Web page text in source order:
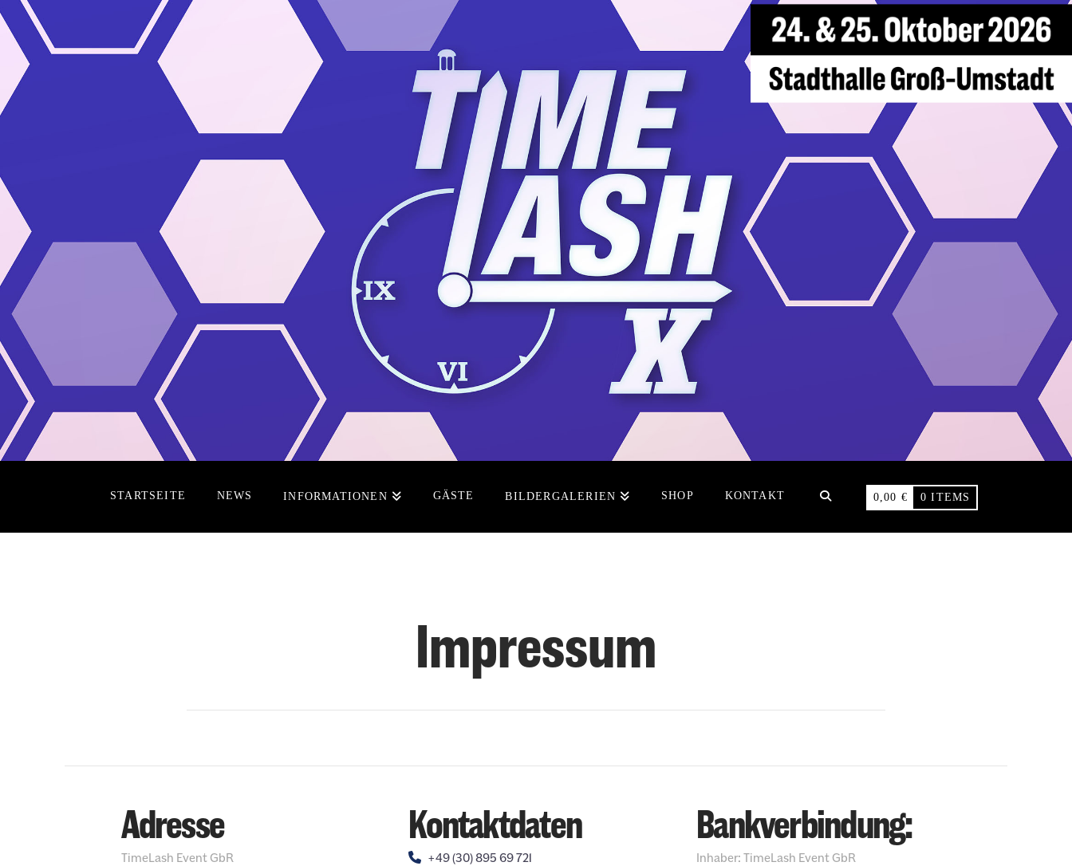
STARTSEITE NEWS INFORMATIONEN GÄSTE BILDERGALERIEN SHOP KONTAKT 0,00 € 0 ITEMS
Impressum
Adresse
TimeLash Event GbR
Kontaktdaten
+49 (30) 895 69 721
Bankverbindung:
Inhaber: TimeLash Event GbR